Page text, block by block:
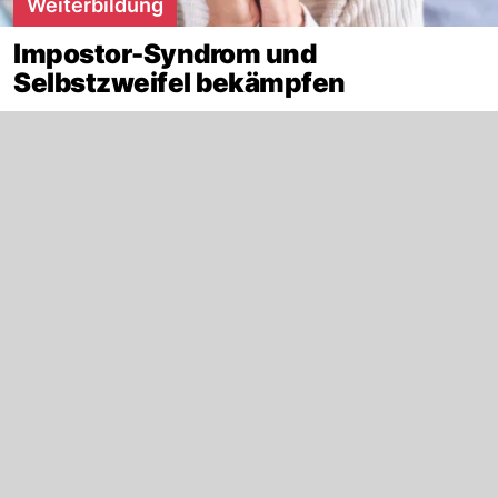
Impostor-Syndrom und
Selbstzweifel bekämpfen